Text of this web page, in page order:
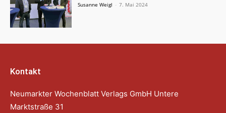
Susanne Weigl - 7. Mai 2024
Kontakt
Neumarkter Wochenblatt Verlags GmbH Untere
Marktstraße 31